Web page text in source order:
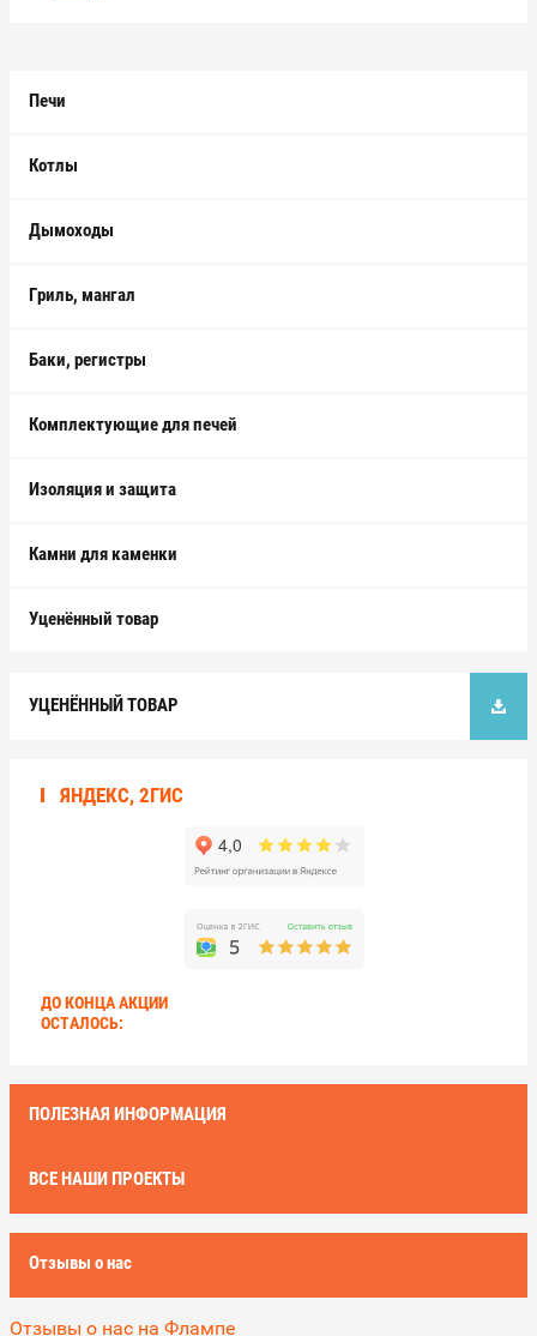
Печи
Котлы
Дымоходы
Гриль, мангал
Баки, регистры
Комплектующие для печей
Изоляция и защита
Камни для каменки
Уценённый товар
УЦЕНЁННЫЙ ТОВАР
ЯНДЕКС, 2ГИС
ДО КОНЦА АКЦИИ
ОСТАЛОСЬ:
ПОЛЕЗНАЯ ИНФОРМАЦИЯ
ВСЕ НАШИ ПРОЕКТЫ
Отзывы о нас
Отзывы о нас на Флампе